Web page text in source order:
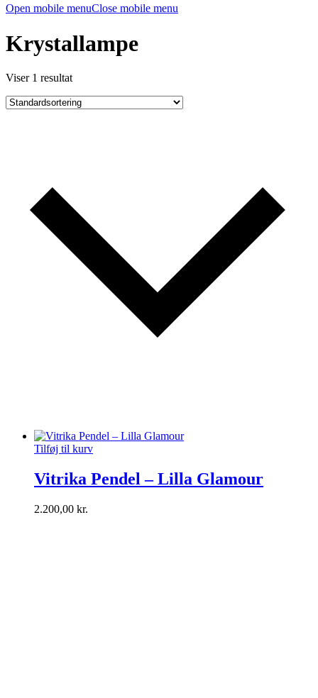
Open mobile menuClose mobile menu
Krystallampe
Viser 1 resultat
Tilføj til kurv
Vitrika Pendel – Lilla Glamour
2.200,00 kr.